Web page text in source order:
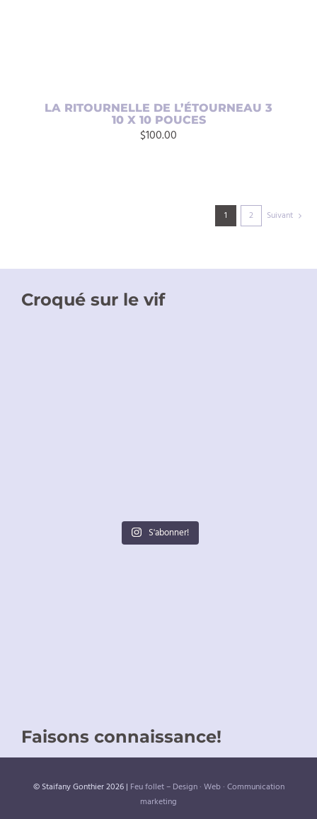
LA RITOURNELLE DE L’ÉTOURNEAU 3
10 X 10 POUCES
$100.00
1 2 Suivant
Croqué sur le vif
S'abonner!
Faisons connaissance!
© Staifany Gonthier 2026 | Feu follet – Design · Web · Communication
marketing